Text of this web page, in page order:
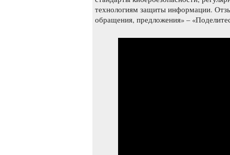
технологиям защиты информации.
обращения, предложения» –